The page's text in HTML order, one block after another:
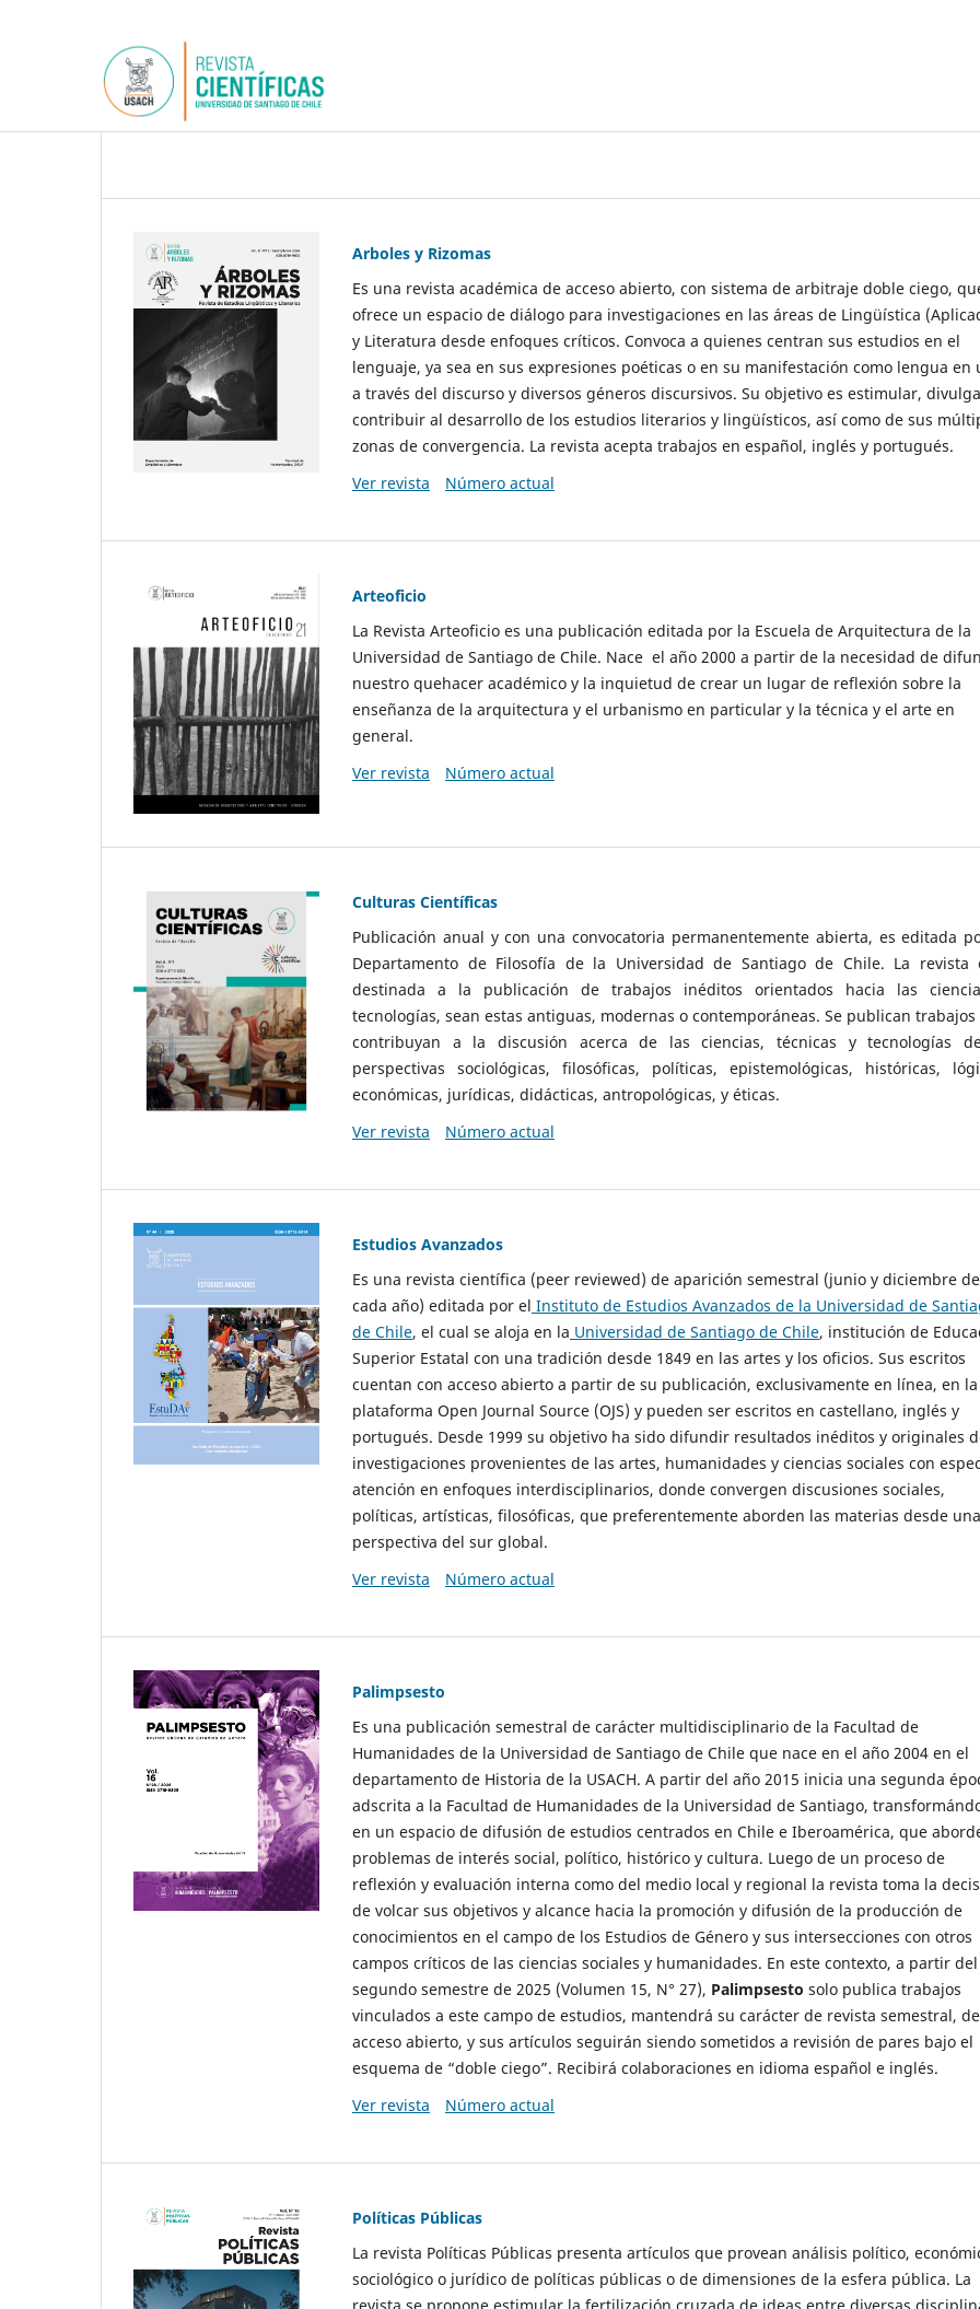
Arboles y Rizomas
Es una revista académica de acceso abierto, con sistema de arbitraje doble ciego,
ofrece un espacio de diálogo para investigaciones en las áreas de Lingüística
y Literatura desde enfoques críticos. Convoca a quienes centran sus estudios en el
lenguaje, ya sea en sus expresiones poéticas o en su manifestación como lengua en
a través del discurso y diversos géneros discursivos. Su objetivo es estimular,
contribuir al desarrollo de los estudios literarios y lingüísticos, así como de sus
zonas de convergencia. La revista acepta trabajos en español, inglés y portugués.
Ver revista
Número actual
Arteoficio
La Revista Arteoficio es una publicación editada por la Escuela de Arquitectura de la
Universidad de Santiago de Chile. Nace el año 2000 a partir de la necesidad de
nuestro quehacer académico y la inquietud de crear un lugar de reflexión sobre la
enseñanza de la arquitectura y el urbanismo en particular y la técnica y el arte en
general.
Ver revista
Número actual
Culturas Científicas
Publicación anual y con una convocatoria permanentemente abierta, es editada
Departamento de Filosofía de la Universidad de Santiago de Chile. La revista
destinada a la publicación de trabajos inéditos orientados hacia las
tecnologías, sean estas antiguas, modernas o contemporáneas. Se publican
contribuyan a la discusión acerca de las ciencias, técnicas y tecnologías
perspectivas sociológicas, filosóficas, políticas, epistemológicas, históricas,
económicas, jurídicas, didácticas, antropológicas, y éticas.
Ver revista
Número actual
Estudios Avanzados
Es una revista científica (peer reviewed) de aparición semestral (junio y diciembre de
cada año) editada por el Instituto de Estudios Avanzados de la Universidad de
de Chile, el cual se aloja en la Universidad de Santiago de Chile, institución de
Superior Estatal con una tradición desde 1849 en las artes y los oficios. Sus escritos
cuentan con acceso abierto a partir de su publicación, exclusivamente en línea, en la
plataforma Open Journal Source (OJS) y pueden ser escritos en castellano, inglés y
portugués. Desde 1999 su objetivo ha sido difundir resultados inéditos y originales
investigaciones provenientes de las artes, humanidades y ciencias sociales con
atención en enfoques interdisciplinarios, donde convergen discusiones sociales,
políticas, artísticas, filosóficas, que preferentemente aborden las materias desde una
perspectiva del sur global.
Ver revista
Número actual
Palimpsesto
Es una publicación semestral de carácter multidisciplinario de la Facultad de
Humanidades de la Universidad de Santiago de Chile que nace en el año 2004 en el
departamento de Historia de la USACH. A partir del año 2015 inicia una segunda
adscrita a la Facultad de Humanidades de la Universidad de Santiago,
en un espacio de difusión de estudios centrados en Chile e Iberoamérica, que
problemas de interés social, político, histórico y cultura. Luego de un proceso de
reflexión y evaluación interna como del medio local y regional la revista toma la
de volcar sus objetivos y alcance hacia la promoción y difusión de la producción de
conocimientos en el campo de los Estudios de Género y sus intersecciones con otros
campos críticos de las ciencias sociales y humanidades. En este contexto, a partir del
segundo semestre de 2025 (Volumen 15, N° 27), Palimpsesto solo publica trabajos
vinculados a este campo de estudios, mantendrá su carácter de revista semestral, de
acceso abierto, y sus artículos seguirán siendo sometidos a revisión de pares bajo el
esquema de “doble ciego”. Recibirá colaboraciones en idioma español e inglés.
Ver revista
Número actual
Políticas Públicas
La revista Políticas Públicas presenta artículos que provean análisis político,
sociológico o jurídico de políticas públicas o de dimensiones de la esfera pública. La
revista se propone estimular la fertilización cruzada de ideas entre diversas